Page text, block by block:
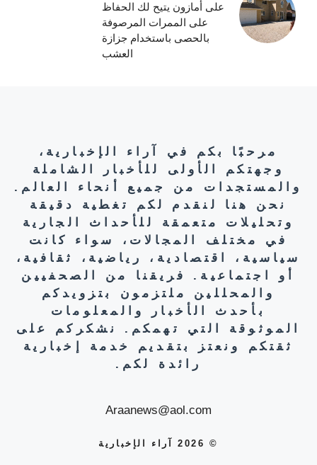
على أمازون يتيح لك الحفاظ
على الممرات المرصوفة
بالحصى باستخدام جزازة
العشب
مرحبًا بكم في آراء الإخبارية،
وجهتكم الأولى للأخبار الشاملة
والمستجدات من جميع أنحاء العالم.
نحن هنا لنقدم لكم تغطية دقيقة
وتحليلات متعمقة للأحداث الجارية
في مختلف المجالات، سواء كانت
سياسية، اقتصادية، رياضية، ثقافية،
أو اجتماعية. فريقنا من الصحفيين
والمحللين ملتزمون بتزويدكم
بأحدث الأخبار والمعلومات
الموثوقة التي تهمكم. نشكركم على
ثقتكم ونعتز بتقديم خدمة إخبارية
رائدة لكم.
Araanews@aol.com
© 2026 آراء الإخبارية